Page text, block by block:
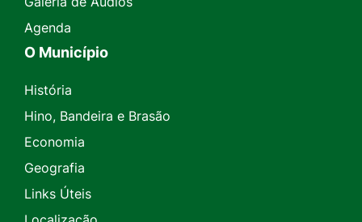
Agenda
O Município
História
Hino, Bandeira e Brasão
Economia
Geografia
Links Úteis